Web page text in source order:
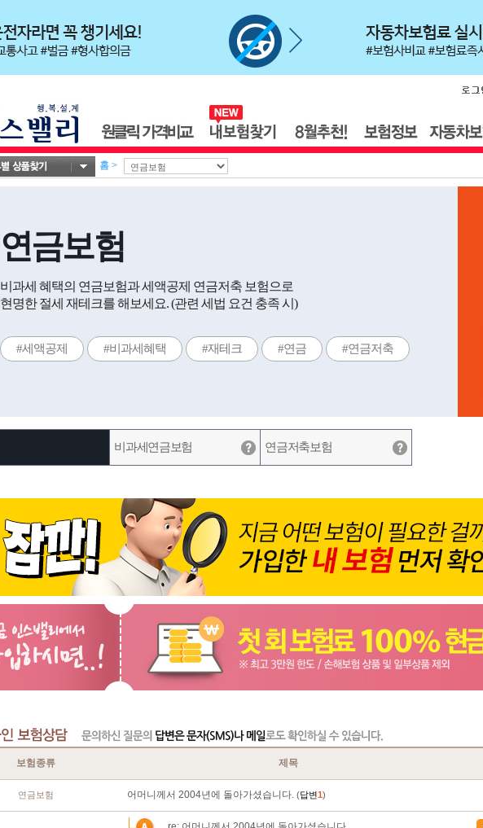
홈 >
연금보험
비과세 혜택의 연금보험과 세액공제 연금저축 보험으로
현명한 절세 재테크를 해보세요. (관련 세법 요건 충족 시)
#세액공제 #비과세혜택 #재테크 #연금 #연금저축
비과세연금보험 연금저축보험